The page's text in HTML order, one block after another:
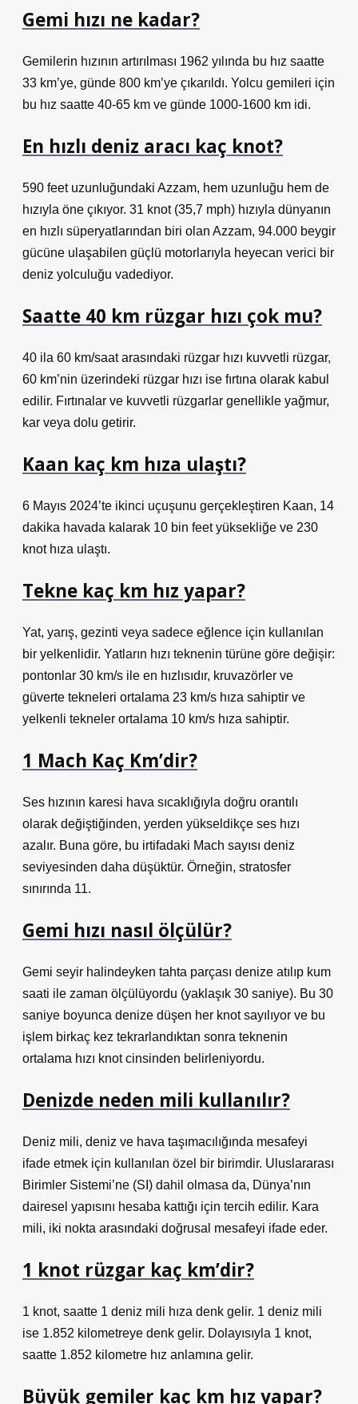
Gemi hızı ne kadar?
Gemilerin hızının artırılması 1962 yılında bu hız saatte
33 km’ye, günde 800 km’ye çıkarıldı. Yolcu gemileri için
bu hız saatte 40-65 km ve günde 1000-1600 km idi.
En hızlı deniz aracı kaç knot?
590 feet uzunluğundaki Azzam, hem uzunluğu hem de
hızıyla öne çıkıyor. 31 knot (35,7 mph) hızıyla dünyanın
en hızlı süperyatlarından biri olan Azzam, 94.000 beygir
gücüne ulaşabilen güçlü motorlarıyla heyecan verici bir
deniz yolculuğu vadediyor.
Saatte 40 km rüzgar hızı çok mu?
40 ila 60 km/saat arasındaki rüzgar hızı kuvvetli rüzgar,
60 km’nin üzerindeki rüzgar hızı ise fırtına olarak kabul
edilir. Fırtınalar ve kuvvetli rüzgarlar genellikle yağmur,
kar veya dolu getirir.
Kaan kaç km hıza ulaştı?
6 Mayıs 2024’te ikinci uçuşunu gerçekleştiren Kaan, 14
dakika havada kalarak 10 bin feet yüksekliğe ve 230
knot hıza ulaştı.
Tekne kaç km hız yapar?
Yat, yarış, gezinti veya sadece eğlence için kullanılan
bir yelkenlidir. Yatların hızı teknenin türüne göre değişir:
pontonlar 30 km/s ile en hızlısıdır, kruvazörler ve
güverte tekneleri ortalama 23 km/s hıza sahiptir ve
yelkenli tekneler ortalama 10 km/s hıza sahiptir.
1 Mach Kaç Km’dir?
Ses hızının karesi hava sıcaklığıyla doğru orantılı
olarak değiştiğinden, yerden yükseldikçe ses hızı
azalır. Buna göre, bu irtifadaki Mach sayısı deniz
seviyesinden daha düşüktür. Örneğin, stratosfer
sınırında 11.
Gemi hızı nasıl ölçülür?
Gemi seyir halindeyken tahta parçası denize atılıp kum
saati ile zaman ölçülüyordu (yaklaşık 30 saniye). Bu 30
saniye boyunca denize düşen her knot sayılıyor ve bu
işlem birkaç kez tekrarlandıktan sonra teknenin
ortalama hızı knot cinsinden belirleniyordu.
Denizde neden mili kullanılır?
Deniz mili, deniz ve hava taşımacılığında mesafeyi
ifade etmek için kullanılan özel bir birimdir. Uluslararası
Birimler Sistemi’ne (SI) dahil olmasa da, Dünya’nın
dairesel yapısını hesaba kattığı için tercih edilir. Kara
mili, iki nokta arasındaki doğrusal mesafeyi ifade eder.
1 knot rüzgar kaç km’dir?
1 knot, saatte 1 deniz mili hıza denk gelir. 1 deniz mili
ise 1.852 kilometreye denk gelir. Dolayısıyla 1 knot,
saatte 1.852 kilometre hız anlamına gelir.
Büyük gemiler kaç km hız yapar?